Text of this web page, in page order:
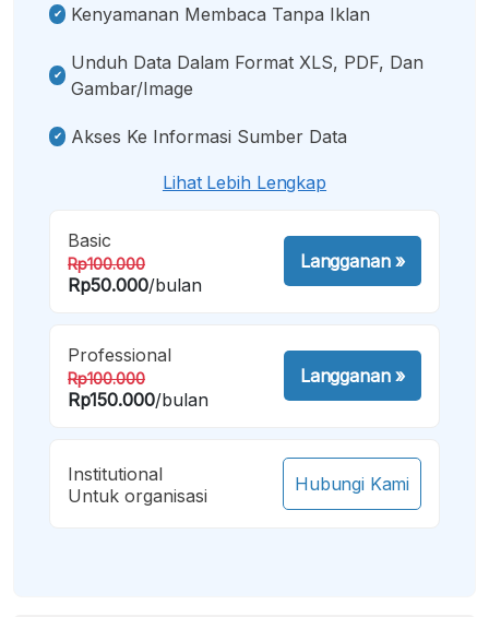
Kenyamanan Membaca Tanpa Iklan
Unduh Data Dalam Format XLS, PDF, Dan
Gambar/image
Akses Ke Informasi Sumber Data
Lihat Lebih Lengkap
Basic
Rp100.000
Rp50.000/bulan
Langganan»
Professional
Rp100.000
Rp150.000/bulan
Langganan»
Institutional
Untuk organisasi
Hubungi Kami